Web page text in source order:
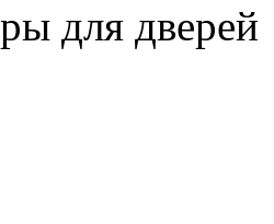
для дверей